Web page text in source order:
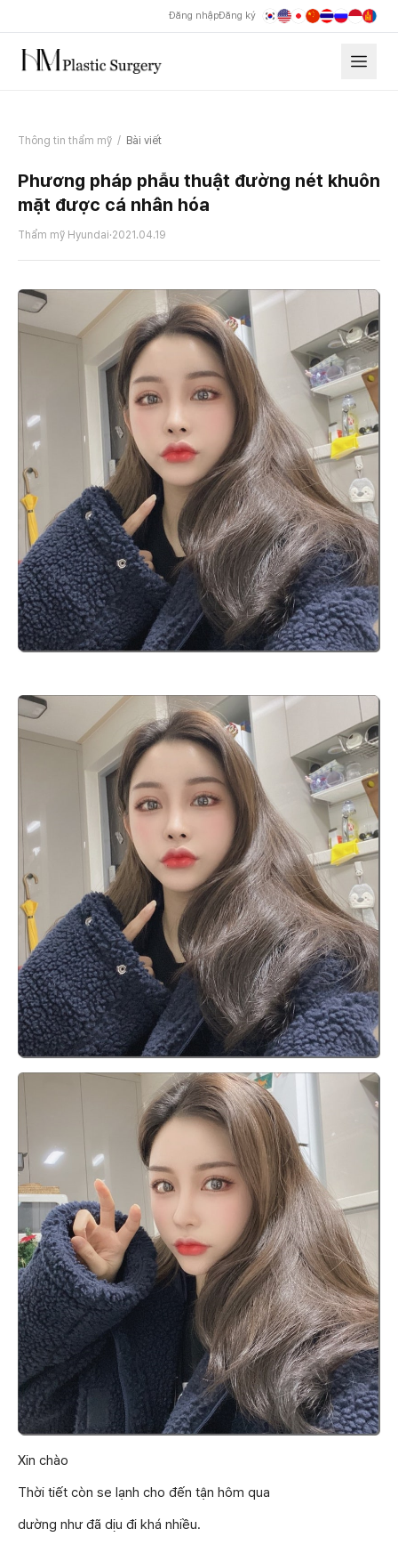
Đăng nhậpĐăng ký
Thông tin thẩm mỹ / Bài viết
Phương pháp phẫu thuật đường nét khuôn
mặt được cá nhân hóa
Thẩm mỹ Hyundai·2021.04.19
Xin chào
Thời tiết còn se lạnh cho đến tận hôm qua
dường như đã dịu đi khá nhiều.